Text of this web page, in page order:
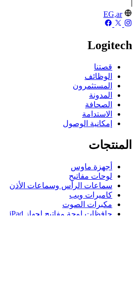
EG,ar
Logitech
قصتنا
الوظائف
المستثمرون
المدونة
الصحافة
الاستدامة
إمكانية الوصول
المنتجات
أجهزة ماوس
لوحات مفاتيح
سماعات الرأس وسماعات الأذن
كاميرات ويب
مكبرات الصوت
حافظات لوحة مفاتيح لجهاز iPad